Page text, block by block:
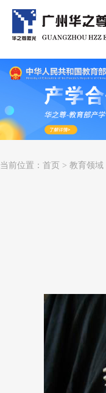
当前位置： 首页 > 教育领域